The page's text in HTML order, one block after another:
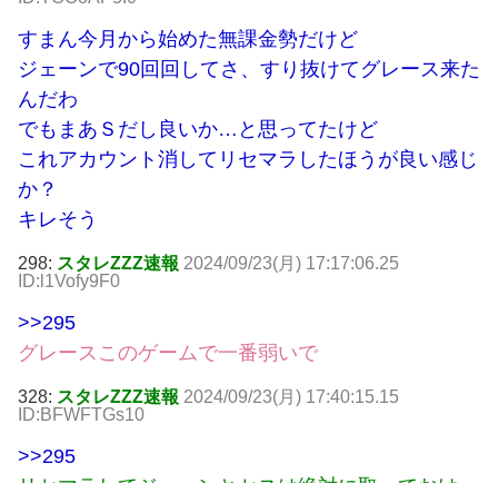
すまん今月から始めた無課金勢だけど
ジェーンで90回回してさ、すり抜けてグレース来た
んだわ
でもまあＳだし良いか…と思ってたけど
これアカウント消してリセマラしたほうが良い感じ
か？
キレそう
298: スタレZZZ速報 2024/09/23(月) 17:17:06.25
ID:l1Vofy9F0
>>295
グレースこのゲームで一番弱いで
328: スタレZZZ速報 2024/09/23(月) 17:40:15.15
ID:BFWFTGs10
>>295